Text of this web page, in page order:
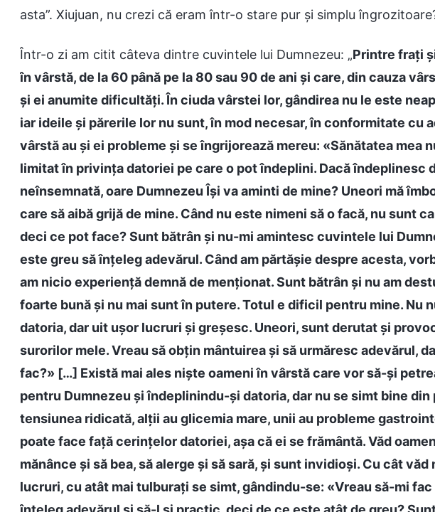
asta”. Xiujuan, nu crezi că eram într-o stare pur și simplu
Într-o zi am citit câteva dintre cuvintele lui Dumnezeu: „Printre frați
în vârstă, de la 60 până pe la 80 sau 90 de ani și care, din cauza
și ei anumite dificultăți. În ciuda vârstei lor, gândirea nu le este
iar ideile și părerile lor nu sunt, în mod necesar, în conformitate cu
vârstă au și ei probleme și se îngrijorează mereu: «Sănătatea mea
limitat în privința datoriei pe care o pot îndeplini. Dacă îndeplinesc
neînsemnată, oare Dumnezeu Își va aminti de mine? Uneori mă
care să aibă grijă de mine. Când nu este nimeni să o facă, nu sunt
deci ce pot face? Sunt bătrân și nu-mi amintesc cuvintele lui
este greu să înțeleg adevărul. Când am părtășie despre acesta,
am nicio experiență demnă de menționat. Sunt bătrân și nu am
foarte bună și nu mai sunt în putere. Totul e dificil pentru mine. Nu
datoria, dar uit ușor lucruri și greșesc. Uneori, sunt derutat și
surorilor mele. Vreau să obțin mântuirea și să urmăresc adevărul,
fac?» […] Există mai ales niște oameni în vârstă care vor să-și
pentru Dumnezeu și îndeplinindu-și datoria, dar nu se simt bine
tensiunea ridicată, alții au glicemia mare, unii au probleme
poate face față cerințelor datoriei, așa că ei se frământă. Văd
mănânce și să bea, să alerge și să sară, și sunt invidioși. Cu cât
lucruri, cu atât mai tulburați se simt, gândindu-se: «Vreau să-mi